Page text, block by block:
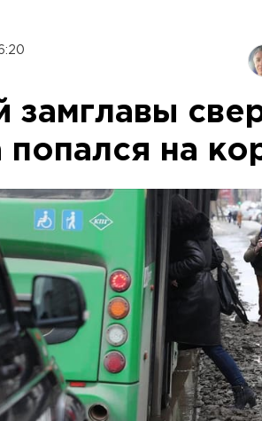
замглавы
попался на